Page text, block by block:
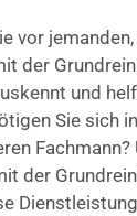
vor
der
und
Sie sich
Fachmann?
der